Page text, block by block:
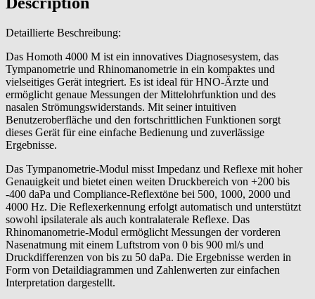
Detaillierte Beschreibung:
Das Homoth 4000 M ist ein innovatives Diagnosesystem, das
Tympanometrie und Rhinomanometrie in ein kompaktes und
vielseitiges Gerät integriert. Es ist ideal für HNO-Ärzte und
ermöglicht genaue Messungen der Mittelohrfunktion und des
nasalen Strömungswiderstands. Mit seiner intuitiven
Benutzeroberfläche und den fortschrittlichen Funktionen sorgt
dieses Gerät für eine einfache Bedienung und zuverlässige
Ergebnisse.
Das Tympanometrie-Modul misst Impedanz und Reflexe mit hoher
Genauigkeit und bietet einen weiten Druckbereich von +200 bis
-400 daPa und Compliance-Reflextöne bei 500, 1000, 2000 und
4000 Hz. Die Reflexerkennung erfolgt automatisch und unterstützt
sowohl ipsilaterale als auch kontralaterale Reflexe. Das
Rhinomanometrie-Modul ermöglicht Messungen der vorderen
Nasenatmung mit einem Luftstrom von 0 bis 900 ml/s und
Druckdifferenzen von bis zu 50 daPa. Die Ergebnisse werden in
Form von Detaildiagrammen und Zahlenwerten zur einfachen
Interpretation dargestellt.